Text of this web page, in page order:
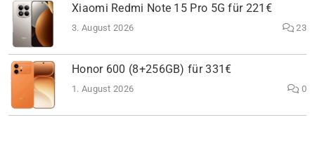
Xiaomi Redmi Note 15 Pro 5G für 221€
3. August 2026 23
Honor 600 (8+256GB) für 331€
1. August 2026 0